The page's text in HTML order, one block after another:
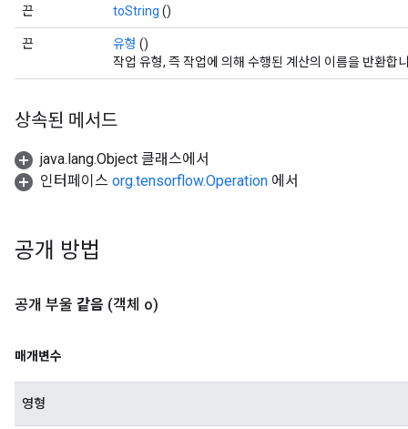
끈 toString ()
끈 유형 ()
작업 유형, 즉 작업에 의해 수행된 계산의 이름을 반환합
상속된 메서드
java.lang.Object 클래스에서
인터페이스 org.tensorflow.Operation 에서
공개 방법
공개 부울 같음 (객체 o)
매개변수
영형